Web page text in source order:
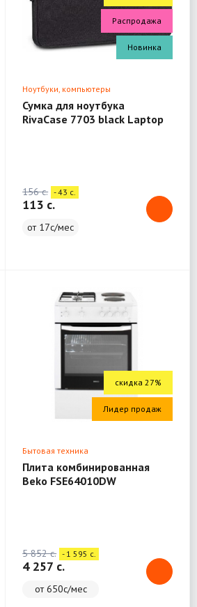
Распродажа
Новинка
Ноутбуки, компьютеры
Сумка для ноутбука
RivaCase 7703 black Laptop
156 c. - 43 c.
113 c.
от 17с/мес
скидка 27%
Лидер продаж
Бытовая техника
Плита комбинированная
Beko FSE64010DW
5 852 c. - 1 595 c.
4 257 c.
от 650с/мес